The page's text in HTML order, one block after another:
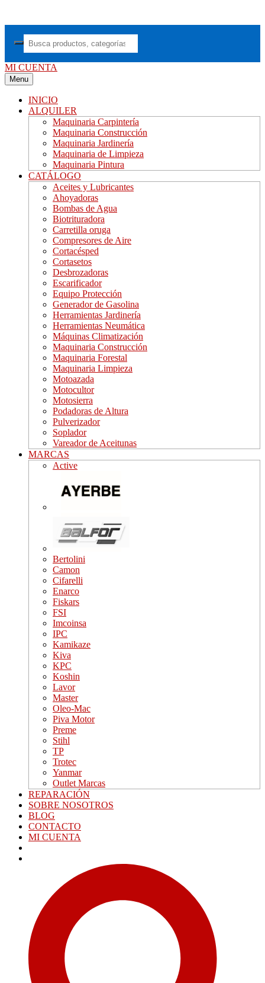
MI CUENTA
Menu
INICIO
ALQUILER
Maquinaria Carpintería
Maquinaria Construcción
Maquinaria Jardinería
Maquinaria de Limpieza
Maquinaria Pintura
CATÁLOGO
Aceites y Lubricantes
Ahoyadoras
Bombas de Agua
Biotrituradora
Carretilla oruga
Compresores de Aire
Cortacésped
Cortasetos
Desbrozadoras
Escarificador
Equipo Protección
Generador de Gasolina
Herramientas Jardinería
Herramientas Neumática
Máquinas Climatización
Maquinaria Construcción
Maquinaria Forestal
Maquinaria Limpieza
Motoazada
Motocultor
Motosierra
Podadoras de Altura
Pulverizador
Soplador
Vareador de Aceitunas
MARCAS
Active
Bertolini
Camon
Cifarelli
Enarco
Fiskars
FSI
Imcoinsa
IPC
Kamikaze
Kiva
KPC
Koshin
Lavor
Master
Oleo-Mac
Piva Motor
Preme
Stihl
TP
Trotec
Yanmar
Outlet Marcas
REPARACIÓN
SOBRE NOSOTROS
BLOG
CONTACTO
MI CUENTA